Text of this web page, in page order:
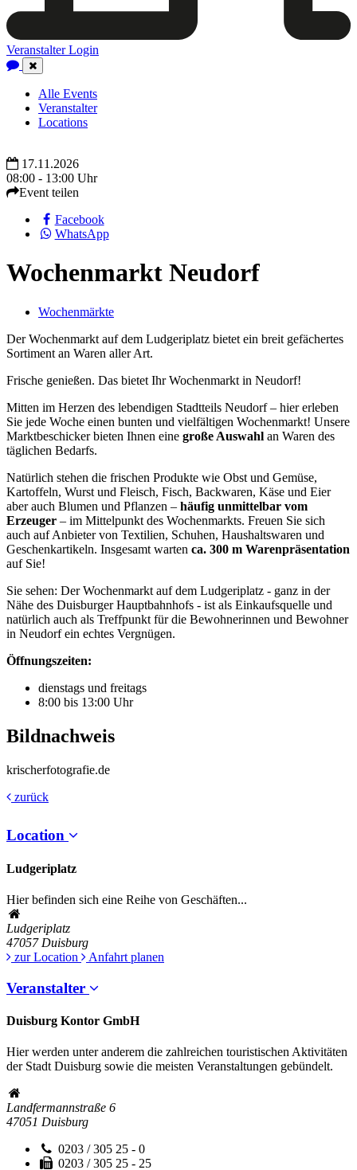
Veranstalter Login
Close
Navigation
Alle Events
Veranstalter
Locations
17.11.2026
08:00 - 13:00 Uhr
Event teilen
Facebook
WhatsApp
Wochenmarkt Neudorf
Wochenmärkte
Der Wochenmarkt auf dem Ludgeriplatz bietet ein breit gefächertes
Sortiment an Waren aller Art.
Frische genießen. Das bietet Ihr Wochenmarkt in Neudorf!
Mitten im Herzen des lebendigen Stadtteils Neudorf – hier erleben
Sie jede Woche einen bunten und vielfältigen Wochenmarkt! Unsere
Marktbeschicker bieten Ihnen eine große Auswahl an Waren des
täglichen Bedarfs.
Natürlich stehen die frischen Produkte wie Obst und Gemüse,
Kartoffeln, Wurst und Fleisch, Fisch, Backwaren, Käse und Eier
aber auch Blumen und Pflanzen – häufig unmittelbar vom
Erzeuger – im Mittelpunkt des Wochenmarkts. Freuen Sie sich
auch auf Anbieter von Textilien, Schuhen, Haushaltswaren und
Geschenkartikeln. Insgesamt warten ca. 300 m Warenpräsentation
auf Sie!
Sie sehen: Der Wochenmarkt auf dem Ludgeriplatz - ganz in der
Nähe des Duisburger Hauptbahnhofs - ist als Einkaufsquelle und
natürlich auch als Treffpunkt für die Bewohnerinnen und Bewohner
in Neudorf ein echtes Vergnügen.
Öffnungszeiten:
dienstags und freitags
8:00 bis 13:00 Uhr
Bildnachweis
krischerfotografie.de
zurück
Location
Ludgeriplatz
Hier befinden sich eine Reihe von Geschäften...
Ludgeriplatz
47057 Duisburg
zur Location
Anfahrt planen
Veranstalter
Duisburg Kontor GmbH
Hier werden unter anderem die zahlreichen touristischen Aktivitäten
der Stadt Duisburg sowie die meisten Veranstaltungen gebündelt.
Landfermannstraße 6
47051 Duisburg
0203 / 305 25 - 0
0203 / 305 25 - 25